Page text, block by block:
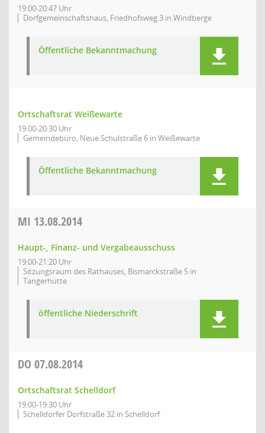
19:00-20:47 Uhr
Dorfgemeinschaftshaus, Friedhofsweg 3 in Windberge
Öffentliche Bekanntmachung
Ortschaftsrat Weißewarte
19:00-20:30 Uhr
Gemeindebüro, Neue Schulstraße 6 in Weißewarte
Öffentliche Bekanntmachung
MI 13.08.2014
Haupt-, Finanz- und Vergabeausschuss
19:00-21:20 Uhr
Sitzungsraum des Rathauses, Bismarckstraße 5 in
Tangerhütte
öffentliche Niederschrift
DO 07.08.2014
Ortschaftsrat Schelldorf
19:00-19:30 Uhr
Schelldorfer Dorfstraße 32 in Schelldorf